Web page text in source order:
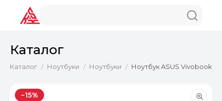
Каталог
Каталог / Ноутбуки / Ноутбуки / Ноутбук ASUS Vivobook 16
−15%